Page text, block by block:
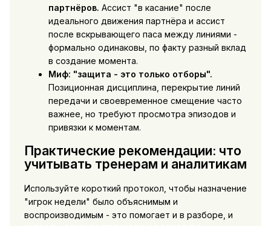
партнёров. Ассист "в касание" после
идеального движения партнёра и ассист
после вскрывающего паса между линиями -
формально одинаковы, по факту разный вклад
в создание момента.
Миф: "защита - это только отборы".
Позиционная дисциплина, перекрытие линий
передачи и своевременное смещение часто
важнее, но требуют просмотра эпизодов и
привязки к моментам.
Практические рекомендации: что
учитывать тренерам и аналитикам
Используйте короткий протокол, чтобы назначение
"игрок недели" было объяснимым и
воспроизводимым - это помогает и в разборе, и